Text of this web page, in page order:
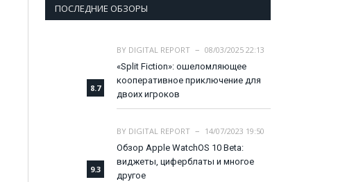
ПОСЛЕДНИЕ ОБЗОРЫ
8.7
BY DIGITAL REPORT
08/03/2025 22:13
«Split Fiction»: ошеломляющее
кооперативное приключение для
двоих игроков
9.3
BY DIGITAL REPORT
14/07/2023 19:50
Обзор Apple WatchOS 10 Beta:
виджеты, циферблаты и многое
другое